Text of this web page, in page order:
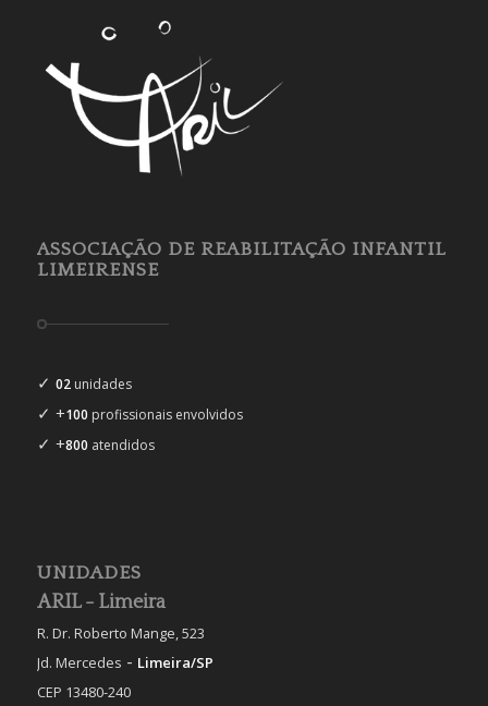
ASSOCIAÇÃO DE REABILITAÇÃO INFANTIL
LIMEIRENSE
✓ 02unidades
✓ +100 profissionais envolvidos
✓ +800 atendidos
UNIDADES
ARIL - Limeira
R. Dr. Roberto Mange, 523
Jd. Mercedes - Limeira/SP
CEP 13480-240